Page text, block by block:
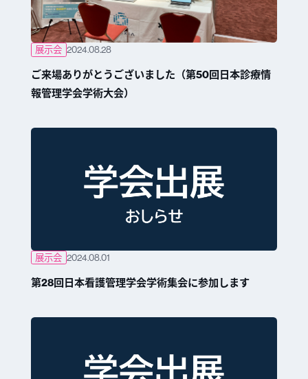
展示会 2024.08.28
ご来場ありがとうございました（第50回日本診療情
報管理学会学術大会）
展示会 2024.08.01
第28回日本看護管理学会学術集会に参加します